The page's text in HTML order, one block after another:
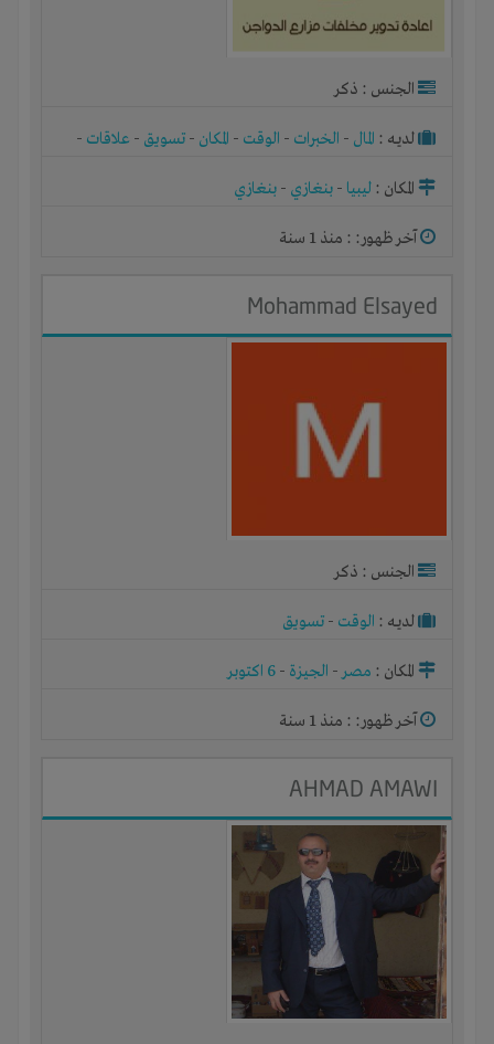
الجنس : ذكر
لديـه : المال - الخبرات - الوقت - المكان - تسويق - علاقات -
المكان : ليبيا - بنغازي - بنغازي
آخر ظهور: : منذ 1 سنة
Mohammad Elsayed
الجنس : ذكر
لديـه : الوقت - تسويق
المكان : مصر- الجيزة - 6 اكتوبر
آخر ظهور: : منذ 1 سنة
AHMAD AMAWI